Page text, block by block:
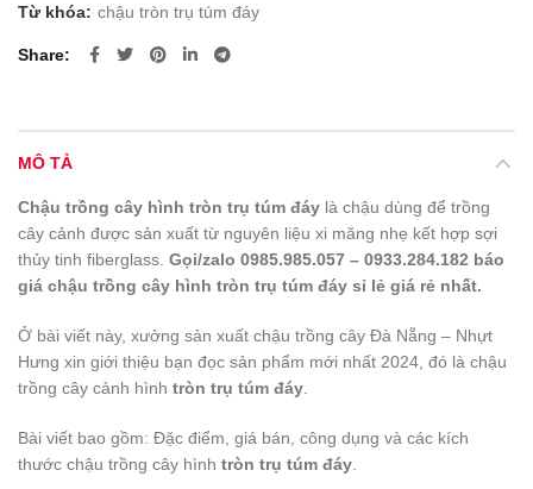
Từ khóa: chậu tròn trụ túm đáy
Share
MÔ TẢ
Chậu trồng cây hình tròn trụ túm đáy là chậu dùng để trồng
cây cảnh được sản xuất từ nguyên liệu xi măng nhẹ kết hợp sợi
thủy tinh fiberglass. Gọi/zalo 0985.985.057 – 0933.284.182 báo
giá chậu trồng cây hình tròn trụ túm đáy sỉ lẻ giá rẻ nhất.
Ở bài viết này, xưởng sản xuất chậu trồng cây Đà Nẵng – Nhựt
Hưng xin giới thiệu bạn đọc sản phẩm mới nhất 2024, đó là chậu
trồng cây cảnh hình tròn trụ túm đáy
Bài viết bao gồm: Đặc điểm, giá bán, công dụng và các kích
thước chậu trồng cây hình tròn trụ túm đáy